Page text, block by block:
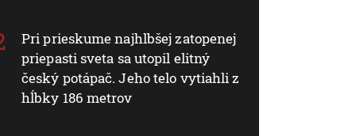
Pri prieskume najhlbšej zatopenej
priepasti sveta sa utopil elitný
český potápač. Jeho telo vytiahli z
hĺbky 186 metrov